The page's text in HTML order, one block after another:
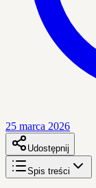
25 marca 2026
Udostępnij
Spis treści